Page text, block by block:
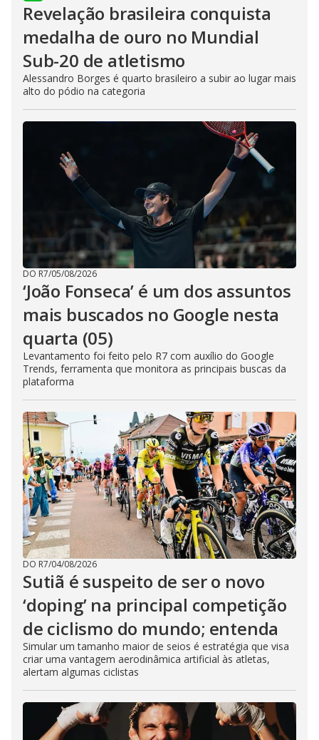
Revelação brasileira conquista
medalha de ouro no Mundial
Sub-20 de atletismo
Alessandro Borges é quarto brasileiro a subir ao lugar mais
alto do pódio na categoria
DO R7/05/08/2026
‘João Fonseca’ é um dos assuntos
mais buscados no Google nesta
quarta (05)
Levantamento foi feito pelo R7 com auxílio do Google
Trends, ferramenta que monitora as principais buscas da
plataforma
DO R7/04/08/2026
Sutiã é suspeito de ser o novo
‘doping’ na principal competição
de ciclismo do mundo; entenda
Simular um tamanho maior de seios é estratégia que visa
criar uma vantagem aerodinâmica artificial às atletas,
alertam algumas ciclistas